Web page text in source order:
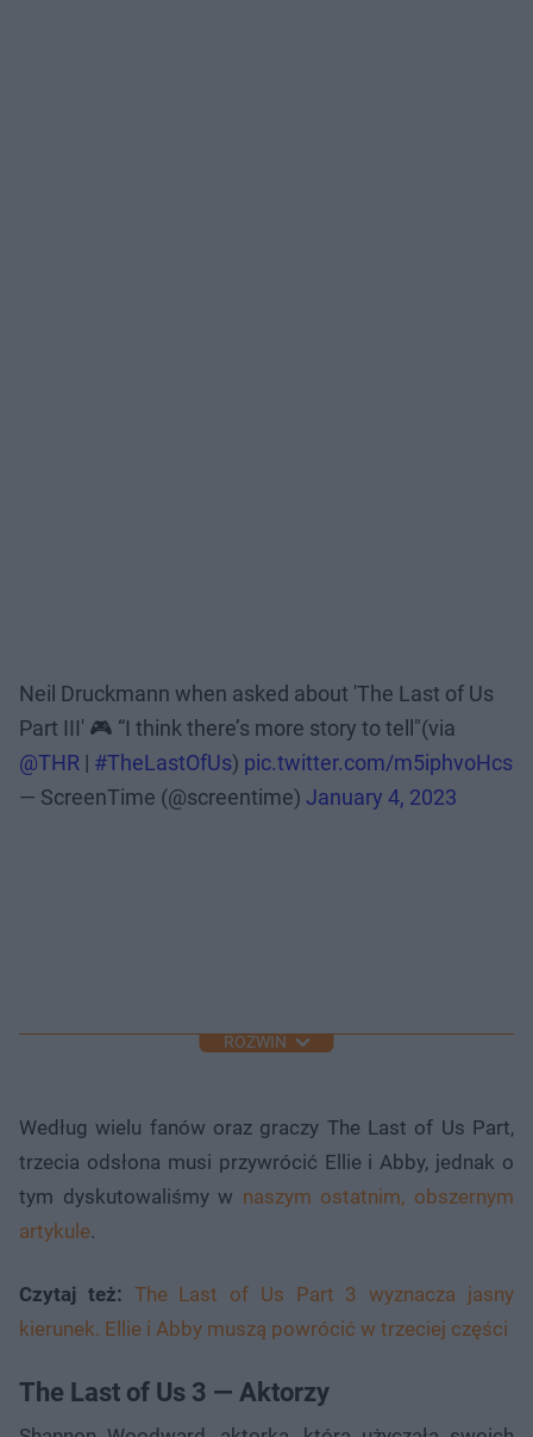
Neil Druckmann when asked about 'The Last of Us
Part III' 🎮 “I think there’s more story to tell"(via
@THR | #TheLastOfUs) pic.twitter.com/m5iphvoHcs
— ScreenTime (@screentime) January 4, 2023
ROZWIŃ
Według wielu fanów oraz graczy The Last of Us Part,
trzecia odsłona musi przywrócić Ellie i Abby, jednak o
tym dyskutowaliśmy w naszym ostatnim, obszernym
artykule.
Czytaj też: The Last of Us Part 3 wyznacza jasny
kierunek. Ellie i Abby muszą powrócić w trzeciej części
The Last of Us 3 — Aktorzy